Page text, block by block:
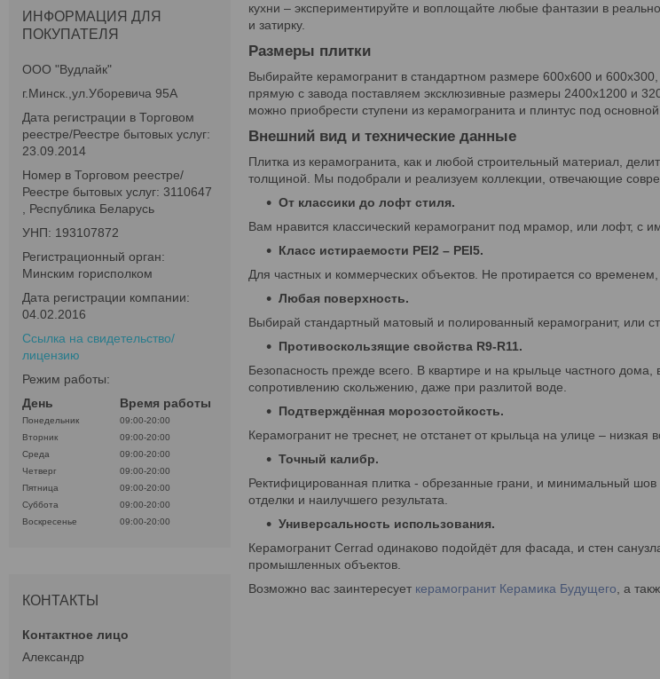
кухни – экспериментируйте и воплощайте любые фантазии в
и затирку.
Размеры плитки
Выбирайте керамогранит в стандартном размере 600х600 и
прямую с завода поставляем эксклюзивные размеры 2400х1200 и
можно приобрести ступени из керамогранита и плинтус под основной
Внешний вид и технические данные
Плитка из керамогранита, как и любой строительный материал,
толщиной. Мы подобрали и реализуем коллекции, отвечающие
От классики до лофт стиля.
Вам нравится классический керамогранит под мрамор, или лофт, с
Класс истираемости PEI2 – PEI5.
Для частных и коммерческих объектов. Не протирается со
Любая поверхность.
Выбирай стандартный матовый и полированный керамогранит, или
Противоскользящие свойства R9-R11.
Безопасность прежде всего. В квартире и на крыльце частного
сопротивлению скольжению, даже при разлитой воде.
Подтверждённая морозостойкость.
Керамогранит не треснет, не отстанет от крыльца на улице –
Точный калибр.
Ректифицированная плитка - обрезанные грани, и минимальный шов
отделки и наилучшего результата.
Универсальность использования.
Керамогранит Cerrad одинаково подойдёт для фасада, и стен
промышленных объектов.
Возможно вас заинтересует керамогранит Керамика Будущего , а
ИНФОРМАЦИЯ ДЛЯ
ПОКУПАТЕЛЯ
ООО "Вудлайк"
г.Минск.,ул.Уборевича 95А
Дата регистрации в Торговом
реестре/Реестре бытовых услуг:
23.09.2014
Номер в Торговом реестре/
Реестре бытовых услуг: 3110647
, Республика Беларусь
УНП: 193107872
Регистрационный орган:
Минским горисполком
Дата регистрации компании:
04.02.2016
Ссылка на свидетельство/
лицензию
Режим работы:
День
Время работы
Понедельник
09:00-20:00
Вторник
09:00-20:00
Среда
09:00-20:00
Четверг
09:00-20:00
Пятница
09:00-20:00
Суббота
09:00-20:00
Воскресенье
09:00-20:00
КОНТАКТЫ
Александр